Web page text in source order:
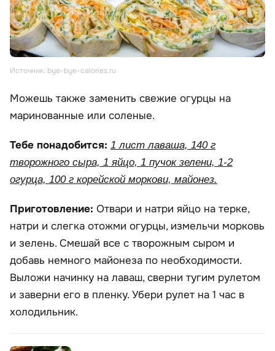
Источник: bye-bye-calories.ru
Можешь также заменить свежие огурцы на
маринованные или соленые.
Тебе понадобится: 1 лист лаваша, 140 г
творожного сыра, 1 яйцо, 1 пучок зелени, 1-2
огурца, 100 г корейской моркови, майонез.
Приготовление: Отвари и натри яйцо на терке,
натри и слегка отожми огурцы, измельчи морковь
и зелень. Смешай все с творожным сыром и
добавь немного майонеза по необходимости.
Выложи начинку на лаваш, сверни тугим рулетом
и заверни его в пленку. Убери рулет на 1 час в
холодильник.